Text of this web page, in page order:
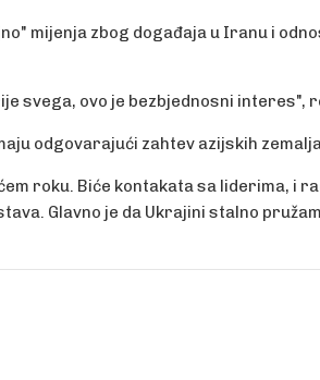
mijenja zbog događaja u Iranu i
svega, ovo je bezbjednosni interes",
odgovarajući zahtev azijskih
roku. Biće kontakata sa liderima, i
Glavno je da Ukrajini stalno